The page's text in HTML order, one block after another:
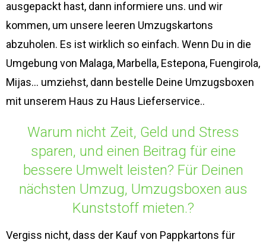
ausgepackt hast, dann informiere uns. und wir
kommen, um unsere leeren Umzugskartons
abzuholen. Es ist wirklich so einfach. Wenn Du in die
Umgebung von Malaga, Marbella, Estepona, Fuengirola,
Mijas… umziehst, dann bestelle Deine Umzugsboxen
mit unserem Haus zu Haus Lieferservice..
Warum nicht Zeit, Geld und Stress
sparen, und einen Beitrag für eine
bessere Umwelt leisten? Für Deinen
nächsten Umzug, Umzugsboxen aus
Kunststoff mieten.?
Vergiss nicht, dass der Kauf von Pappkartons für